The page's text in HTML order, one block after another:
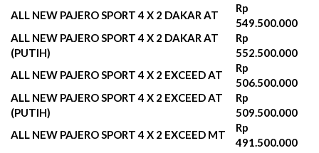
ALL NEW PAJERO SPORT 4 X 2 DAKAR AT
Rp
549.500.000
ALL NEW PAJERO SPORT 4 X 2 DAKAR AT
(PUTIH)
Rp
552.500.000‬
ALL NEW PAJERO SPORT 4 X 2 EXCEED AT
Rp
506.500.000
ALL NEW PAJERO SPORT 4 X 2 EXCEED AT
(PUTIH)
Rp
509.500.000‬
ALL NEW PAJERO SPORT 4 X 2 EXCEED MT
Rp
491.500.000